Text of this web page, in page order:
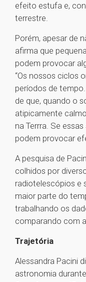
efeito estufa e,
terrestre.
Porém, apesar de
afirma que
podem provocar
“Os nossos ciclos
períodos de
de que, quando o
atipicamente
na Terrra. Se
podem provocar
A pesquisa de
colhidos por
radiotelescópios e
maior parte do
trabalhando os
comparando com
Trajetória
Alessandra Pacini
astronomia